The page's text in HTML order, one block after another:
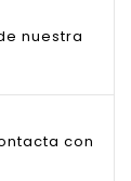
nuestra
con